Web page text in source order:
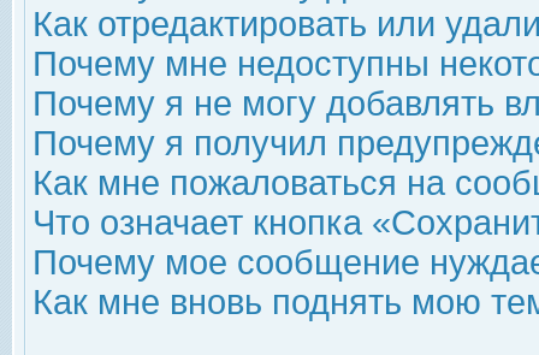
Как отредактировать или
Почему мне недоступны
Почему я не могу добавлять
Почему я получил
Как мне пожаловаться на
Что означает кнопка
Почему мое сообщение
Как мне вновь поднять мою